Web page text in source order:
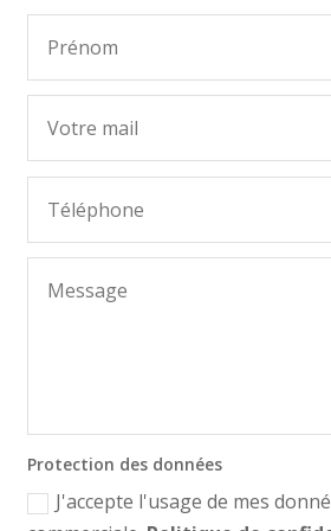
Protection des données
J'accepte l'usage de mes